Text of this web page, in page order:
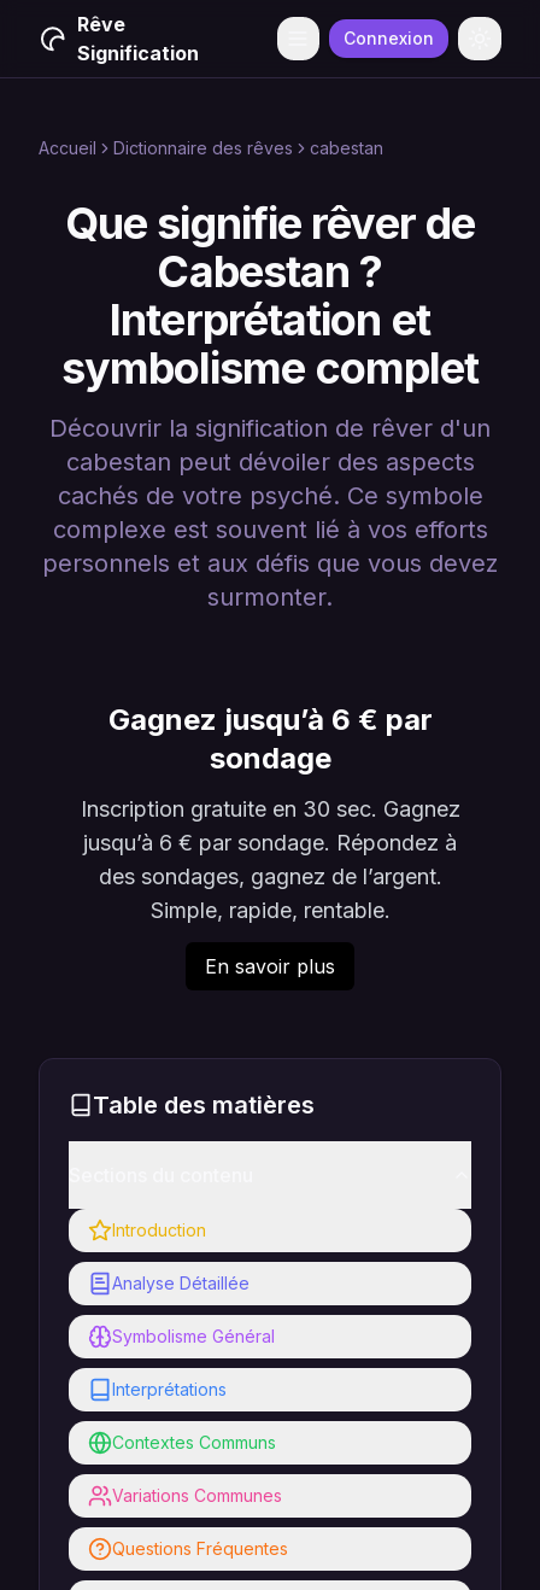
Rêve
Signification
Menu Connexion
Accueil Dictionnaire des rêves cabestan
Que signifie rêver de
Cabestan ?
Interprétation et
symbolisme complet
Découvrir la signification de rêver d'un
cabestan peut dévoiler des aspects
cachés de votre psyché. Ce symbole
complexe est souvent lié à vos efforts
personnels et aux défis que vous devez
surmonter.
Gagnez jusqu’à 6 € par
sondage
Inscription gratuite en 30 sec. Gagnez
jusqu’à 6 € par sondage. Répondez à
des sondages, gagnez de l’argent.
Simple, rapide, rentable.
En savoir plus
Table des matières
Introduction
Analyse Détaillée
Symbolisme Général
Interprétations
Contextes Communs
Variations Communes
Questions Fréquentes